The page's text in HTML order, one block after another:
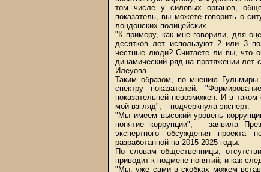
том числе у силовых органов,
показатель, вы можете говорить о
лондонских полицейских.
"К примеру, как мне говорили, для
десятков лет используют 2 или 3
честные люди? Считаете ли вы, что
динамический ряд на протяжении лет
Илеуова.
Таким образом, по мнению
спектру показателей.
показательней невозможен. И в
мой взгляд", – подчеркнула эксперт.
"Мы имеем высокий уровень
понятие коррупции", – заявила
экспертного обсуждения проекта
разработанной на 2015-2025 годы.
По словам общественницы,
приводит к подмене понятий, и как
"Мы, уже сами в скобках можем